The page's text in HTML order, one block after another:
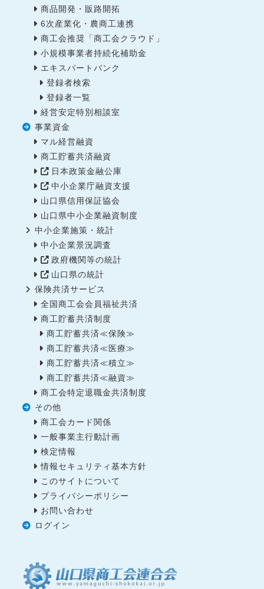
商品開発・販路開拓
6次産業化・農商工連携
商工会推奨「商工会クラウド」
小規模事業者持続化補助金
エキスパートバンク
登録者検索
登録者一覧
経営安定特別相談室
事業資金
マル経営融資
商工貯蓄共済融資
日本政策金融公庫
中小企業庁融資支援
山口県信用保証協会
山口県中小企業融資制度
中小企業施策・統計
中小企業景況調査
政府機関等の統計
山口県の統計
保険共済サービス
全国商工会会員福祉共済
商工貯蓄共済制度
商工貯蓄共済≪保険≫
商工貯蓄共済≪医療≫
商工貯蓄共済≪積立≫
商工貯蓄共済≪融資≫
商工会特定退職金共済制度
その他
商工会カード関係
一般事業主行動計画
検定情報
情報セキュリティ基本方針
このサイトについて
プライバシーポリシー
お問い合わせ
ログイン